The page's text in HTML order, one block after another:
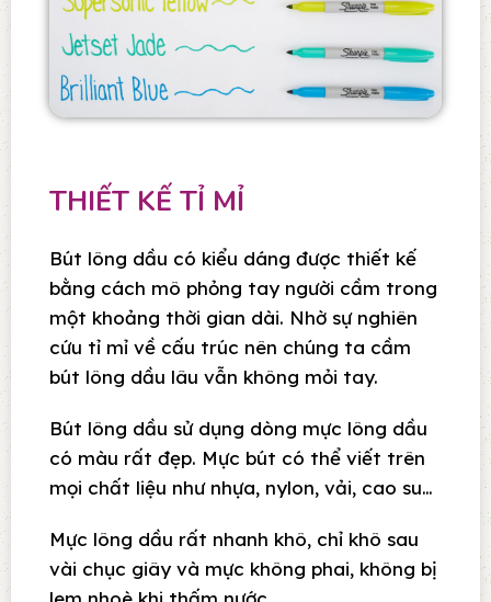
THIẾT KẾ TỈ MỈ
Bút lông dầu có kiểu dáng được thiết kế
bằng cách mô phỏng tay người cầm trong
một khoảng thời gian dài. Nhờ sự nghiên
cứu tỉ mỉ về cấu trúc nên chúng ta cầm
bút lông dầu lâu vẫn không mỏi tay.
Bút lông dầu sử dụng dòng mực lông dầu
có màu rất đẹp. Mực bút có thể viết trên
mọi chất liệu như nhựa, nylon, vải, cao su…
Mực lông dầu rất nhanh khô, chỉ khô sau
vài chục giây và mực không phai, không bị